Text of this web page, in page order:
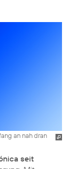
an nah dran
seit